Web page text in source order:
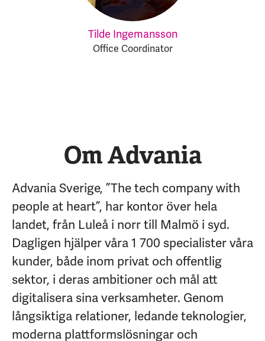
Tilde Ingemansson
Office Coordinator
Om Advania
Advania Sverige, ”The tech company with
people at heart”, har kontor över hela
landet, från Luleå i norr till Malmö i syd.
Dagligen hjälper våra 1 700 specialister våra
kunder, både inom privat och offentlig
sektor, i deras ambitioner och mål att
digitalisera sina verksamheter. Genom
långsiktiga relationer, ledande teknologier,
moderna plattformslösningar och